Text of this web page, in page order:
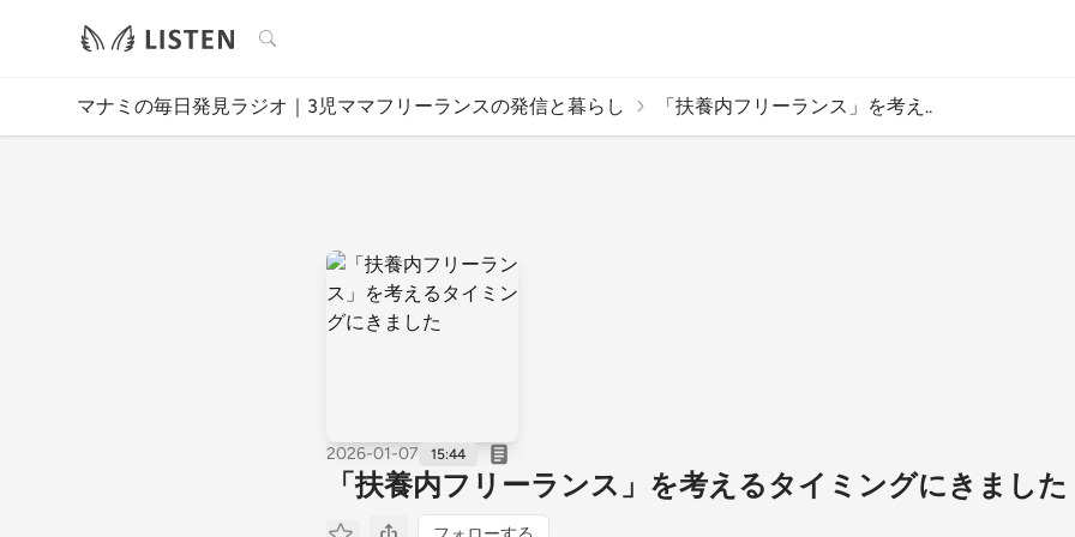
検索
マナミの毎日発見ラジオ｜3児ママフリーランスの発信と暮らし 「扶養内フリーランス」を考え..
2026-01-07 15:44
「扶養内フリーランス」を考えるタイミングにきました